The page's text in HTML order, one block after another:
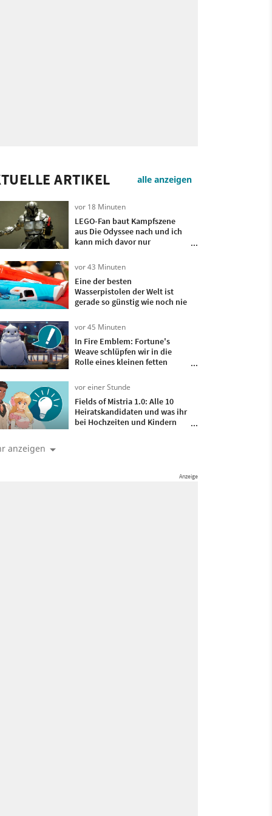
ARTIKEL alle anzeigen
vor 18 Minuten
LEGO-Fan baut Kampfszene
aus Die Odyssee nach und ich
kann mich davor nur
vor 43 Minuten
Eine der besten
Wasserpistolen der Welt ist
gerade so günstig wie noch nie
vor 45 Minuten
In Fire Emblem: Fortune's
Weave schlüpfen wir in die
Rolle eines kleinen fetten
Spiel unbedingt haben
vor einer Stunde
Fields of Mistria 1.0: Alle 10
Heiratskandidaten und was ihr
bei Hochzeiten und Kindern
anzeigen